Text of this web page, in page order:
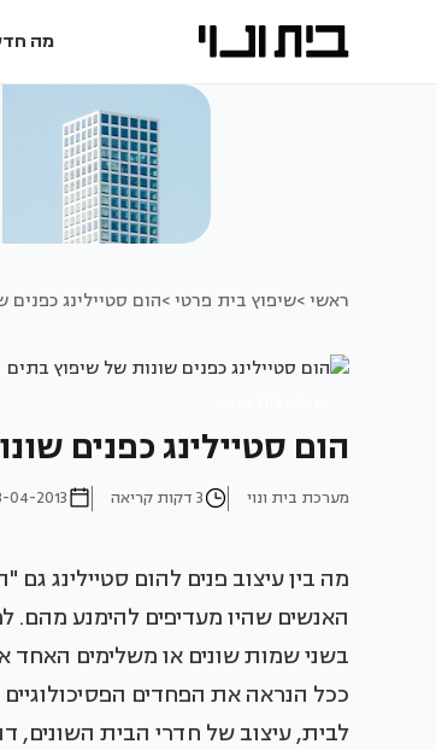
מה
ראשי >שיפוץ בית פרטי >הום סטיילינג
הום סטיילינג כפנים
מערכת בית ונוי 3 דקות קריאה 04-2013
מה בין עיצוב פנים להום סטיילינג
האנשים שהיו מעדיפים להימנע
בשני שמות שונים או משלימים האחד
ככל הנראה את הפחדים
לבית, עיצוב של חדרי הבית השונים,